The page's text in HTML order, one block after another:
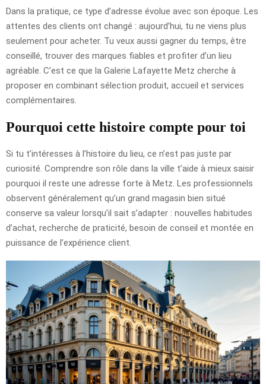
Dans la pratique, ce type d’adresse évolue avec son époque. Les
attentes des clients ont changé : aujourd’hui, tu ne viens plus
seulement pour acheter. Tu veux aussi gagner du temps, être
conseillé, trouver des marques fiables et profiter d’un lieu
agréable. C’est ce que la Galerie Lafayette Metz cherche à
proposer en combinant sélection produit, accueil et services
complémentaires.
Pourquoi cette histoire compte pour toi
Si tu t’intéresses à l’histoire du lieu, ce n’est pas juste par
curiosité. Comprendre son rôle dans la ville t’aide à mieux saisir
pourquoi il reste une adresse forte à Metz. Les professionnels
observent généralement qu’un grand magasin bien situé
conserve sa valeur lorsqu’il sait s’adapter : nouvelles habitudes
d’achat, recherche de praticité, besoin de conseil et montée en
puissance de l’expérience client.